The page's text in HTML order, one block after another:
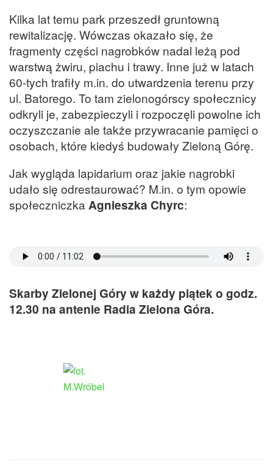
Kilka lat temu park przeszedł gruntowną
rewitalizację. Wówczas okazało się, że
fragmenty części nagrobków nadal leżą pod
warstwą żwiru, piachu i trawy. Inne już w latach
60-tych trafiły m.in. do utwardzenia terenu przy
ul. Batorego. To tam zielonogórscy społecznicy
odkryli je, zabezpieczyli i rozpoczęli powolne ich
oczyszczanie ale także przywracanie pamięci o
osobach, które kiedyś budowały Zieloną Górę.
Jak wygląda lapidarium oraz jakie nagrobki
udało się odrestaurować? M.in. o tym opowie
społeczniczkaAgnieszka Chyrc:
Skarby Zielonej Góry w każdy piątek o godz.
12.30 na antenie Radia Zielona Góra.